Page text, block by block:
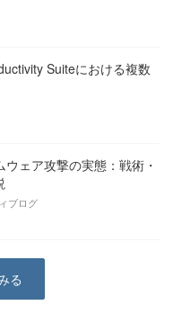
Suiteにおける複数
ェア攻撃の実態：戦術・
ブログ
る